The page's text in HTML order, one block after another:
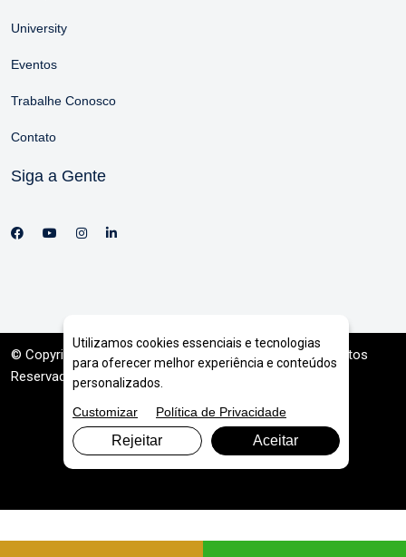
University
Eventos
Trabalhe Conosco
Contato
Siga a Gente
© Copyright 2026. DIVIA Marketing Digital . Todos os Direitos
Reservados
Utilizamos cookies essenciais e tecnologias
para oferecer melhor experiência e conteúdos
personalizados.
Customizar
Política de Privacidade
Rejeitar Aceitar